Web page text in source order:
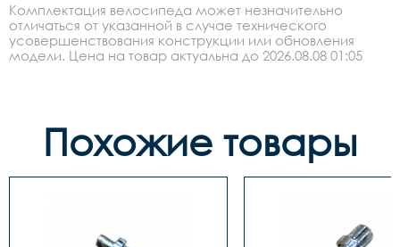
Комплектация велосипеда может незначительно
отличаться от указанной в случае технического
усовершенствования конструкции или обновления
модели. Цена на товар актуальна до 2026.08.08 01:05
Похожие товары